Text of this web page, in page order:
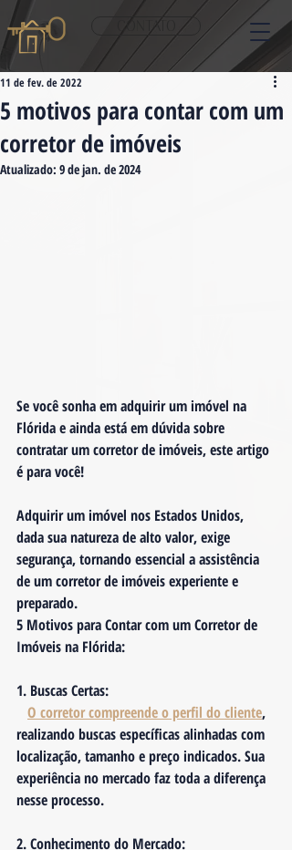
CONTATO
5 motivos para contar com um
corretor de imóveis
11 de fev. de 2022
Atualizado: 9 de jan. de 2024
Se você sonha em adquirir um imóvel na
Flórida e ainda está em dúvida sobre
contratar um corretor de imóveis, este artigo
é para você!
Adquirir um imóvel nos Estados Unidos,
dada sua natureza de alto valor, exige
segurança, tornando essencial a assistência
de um corretor de imóveis experiente e
preparado.
5 Motivos para Contar com um Corretor de
Imóveis na Flórida:
1. Buscas Certas:
O corretor compreende o perfil do cliente,
realizando buscas específicas alinhadas com
localização, tamanho e preço indicados. Sua
experiência no mercado faz toda a diferença
nesse processo.
2. Conhecimento do Mercado: